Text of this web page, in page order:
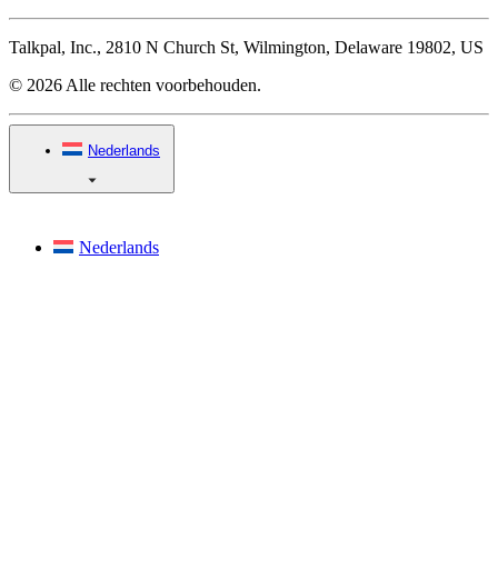
Talkpal, Inc., 2810 N Church St, Wilmington, Delaware 19802, US
© 2026 Alle rechten voorbehouden.
Nederlands
Nederlands